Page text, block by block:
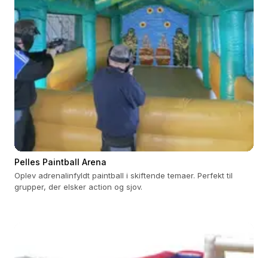
Pelles Paintball Arena
Oplev adrenalinfyldt paintball i skiftende temaer. Perfekt til
grupper, der elsker action og sjov.